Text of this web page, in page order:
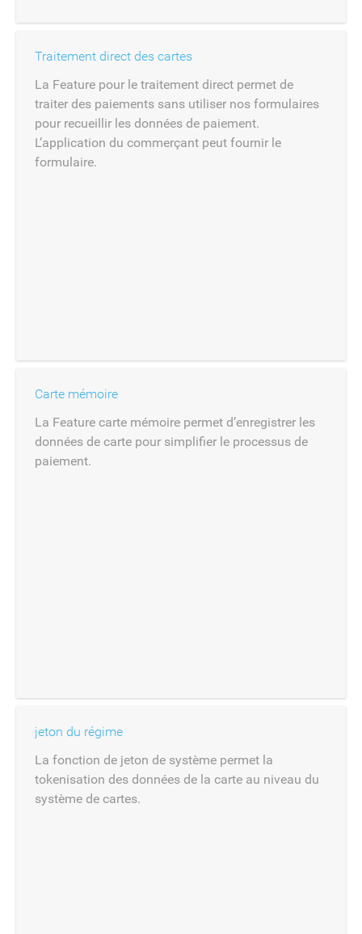
Traitement direct des cartes
La Feature pour le traitement direct permet de
traiter des paiements sans utiliser nos formulaires
pour recueillir les données de paiement.
L’application du commerçant peut fournir le
formulaire.
Carte mémoire
La Feature carte mémoire permet d’enregistrer les
données de carte pour simplifier le processus de
paiement.
jeton du régime
La fonction de jeton de système permet la
tokenisation des données de la carte au niveau du
système de cartes.